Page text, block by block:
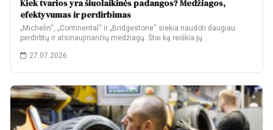
Kiek tvarios yra šiuolaikinės padangos? Medžiagos,
efektyvumas ir perdirbimas
„Michelin“, „Continental“ ir „Bridgestone“ siekia naudoti daugiau
perdirbtų ir atsinaujinančių medžiagų. Štai ką reiškia jų…
27.07.2026